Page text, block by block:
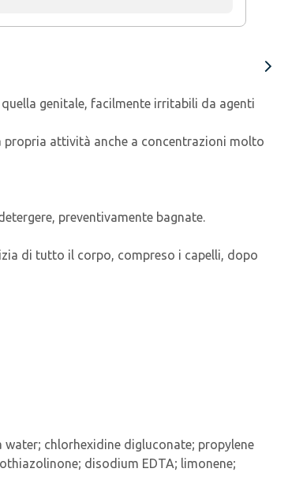
genitale, facilmente irritabili da agenti
attività anche a concentrazioni molto
preventivamente bagnate.
di tutto il corpo, compreso i capelli, dopo
chlorhexidine digluconate; propylene
disodium EDTA; limonene;